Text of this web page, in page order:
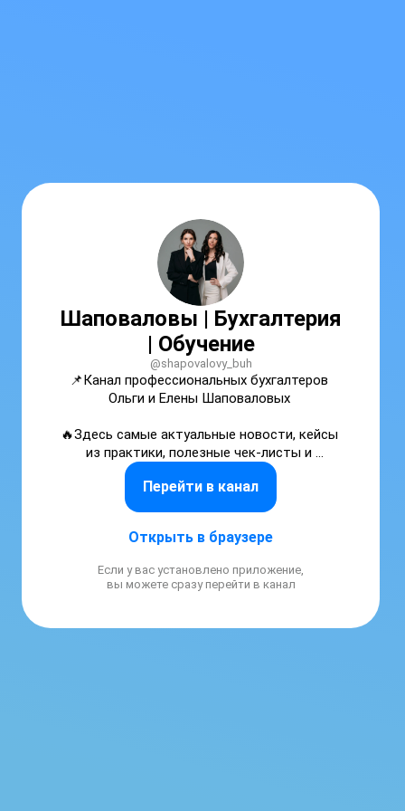
Шаповаловы | Бухгалтерия
| Обучение
@shapovalovy_buh
📌Канал профессиональных бухгалтеров
Ольги и Елены Шаповаловых
🔥Здесь самые актуальные новости, кейсы
из практики, полезные чек-листы и
Авторы курсов по НДС, УСН, ПСН
Перейти в канал
Открыть в браузере
Если у вас установлено приложение,
вы можете сразу перейти в канал